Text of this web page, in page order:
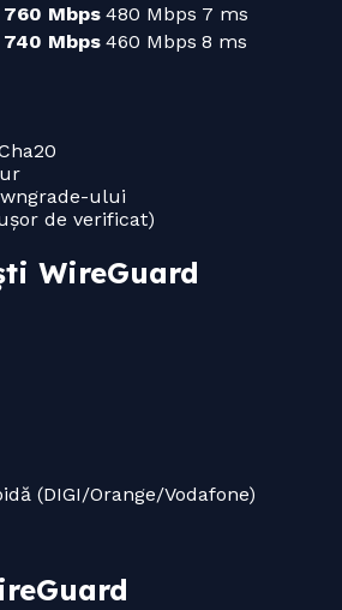
760 Mbps 480 Mbps 7 ms
740 Mbps 460 Mbps 8 ms
ului
de verificat)
WireGuard
(DIGI/Orange/Vodafone)